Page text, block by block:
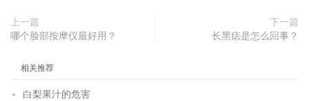
上一篇
哪个脸部按摩仪最好用？
下一篇
长黑痣是怎么回事？
相关推荐
白梨果汁的危害